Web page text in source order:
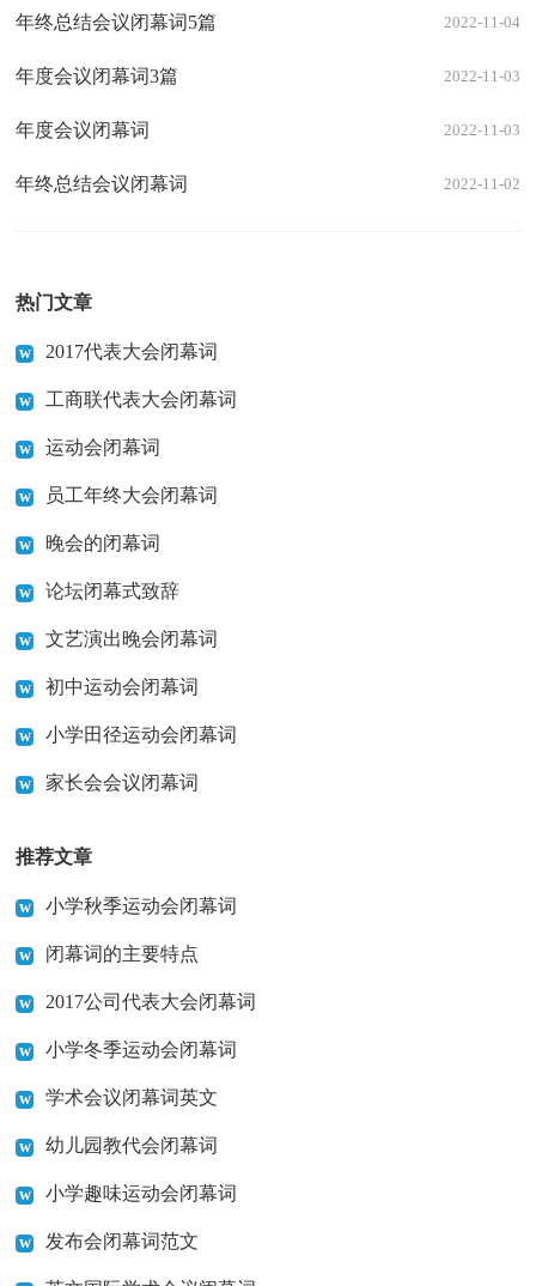
年终总结会议闭幕词5篇 2022-11-04
年度会议闭幕词3篇 2022-11-03
年度会议闭幕词 2022-11-03
年终总结会议闭幕词 2022-11-02
热门文章
2017代表大会闭幕词
工商联代表大会闭幕词
运动会闭幕词
员工年终大会闭幕词
晚会的闭幕词
论坛闭幕式致辞
文艺演出晚会闭幕词
初中运动会闭幕词
小学田径运动会闭幕词
家长会会议闭幕词
推荐文章
小学秋季运动会闭幕词
闭幕词的主要特点
2017公司代表大会闭幕词
小学冬季运动会闭幕词
学术会议闭幕词英文
幼儿园教代会闭幕词
小学趣味运动会闭幕词
发布会闭幕词范文